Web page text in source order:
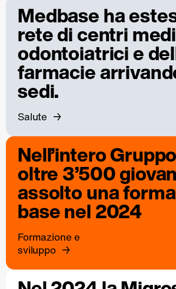
Medbase ha
rete di centri
odontoiatrici e
farmacie
sedi.
Salute
Nell’intero
oltre 3’500
assolto una
base nel 2024
Formazione e
sviluppo